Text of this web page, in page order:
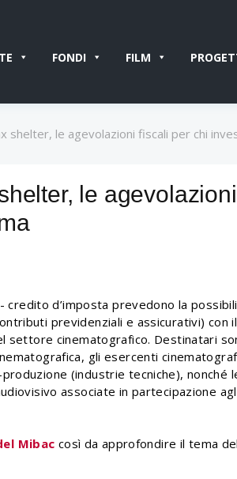
FONDI FILM
shelter, le agevolazioni fiscali per chi
le
credito d’imposta prevedono la
previdenziali e assicurativi) con
settore cinematografico. Destinatari
gli esercenti
(industrie tecniche), nonché
associate in partecipazione
Mibac così da approfondire il tema